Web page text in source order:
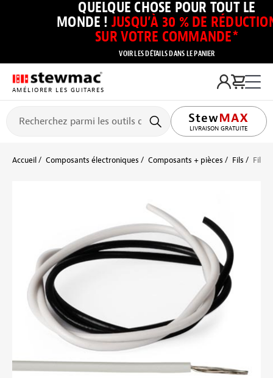
QUELQUE CHOSE POUR TOUT LE
MONDE ! JUSQU’À 30 % DE
SUR VOTRE COMMANDE*
VOIR LES DÉTAILS DANS LE PANIER
AMÉLIORER LES GUITARES
LIVRAISON GRATUITE
Accueil Composants électroniques Composants + pièces Fils Fils